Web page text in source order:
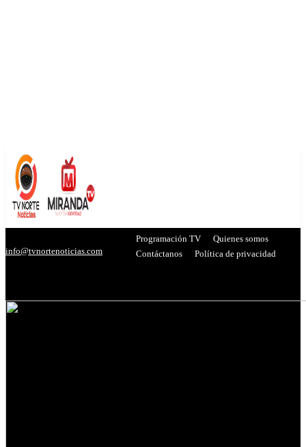
info@tvnortenoticias.com
Programación TV
Quienes somos
Contáctanos
Política de privacidad